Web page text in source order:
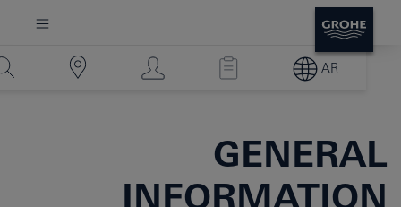
AR
GENERAL
INFORMATION